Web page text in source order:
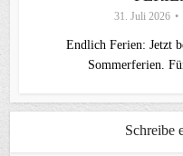
31. Juli 2026
Endlich Ferien: Jetzt
Sommerferien.
Schreibe